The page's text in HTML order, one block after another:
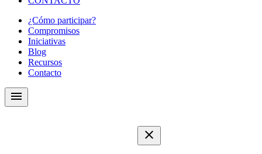
¿Cómo participar?
Compromisos
Iniciativas
Blog
Recursos
Contacto
menu
close